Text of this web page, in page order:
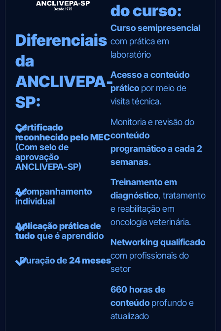
Diferenciais
da
ANCLIVEPA-
SP:
Certificado
reconhecido pelo MEC
(Com selo de
aprovação
ANCLIVEPA-SP)
Acompanhamento
individual
Aplicação prática de
tudoque é aprendido
Duração de24 meses
do curso:
Curso semipresencial
com prática em
laboratório
Acesso a conteúdo
prático por meio de
visita técnica.
Monitoria e revisão do
conteúdo
programático a cada 2
semanas.
Treinamento em
diagnóstico, tratamento
e reabilitação em
oncologia veterinária.
Networking qualificado
com profissionais do
setor
660 horas de
conteúdo profundo e
atualizado